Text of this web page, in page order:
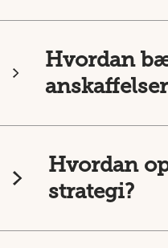
Hvordan
Hvordan
strategi?